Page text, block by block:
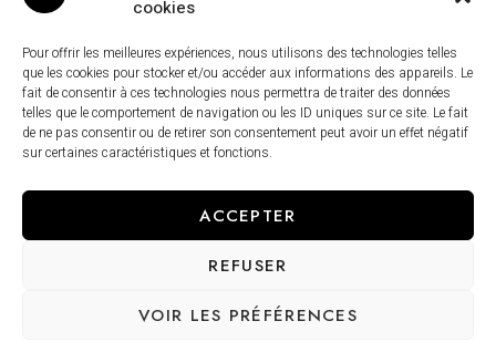
cookies
Pour offrir les meilleures expériences, nous utilisons des technologies telles
que les cookies pour stocker et/ou accéder aux informations des appareils. Le
fait de consentir à ces technologies nous permettra de traiter des données
telles que le comportement de navigation ou les ID uniques sur ce site. Le fait
de ne pas consentir ou de retirer son consentement peut avoir un effet négatif
sur certaines caractéristiques et fonctions.
ACCEPTER
REFUSER
VOIR LES PRÉFÉRENCES
INFOS LÉGALES
Mentions Légales
CGV / CGU
Modalités de livraisons
Paiement sécurisé